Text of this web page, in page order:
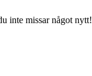
inte missar något nytt!